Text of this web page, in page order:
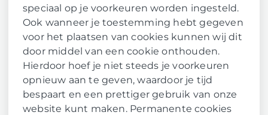
speciaal op je voorkeuren worden ingesteld.
Ook wanneer je toestemming hebt gegeven
voor het plaatsen van cookies kunnen wij dit
door middel van een cookie onthouden.
Hierdoor hoef je niet steeds je voorkeuren
opnieuw aan te geven, waardoor je tijd
bespaart en een prettiger gebruik van onze
website kunt maken. Permanente cookies